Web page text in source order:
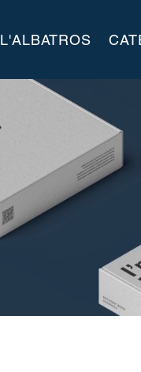
L'ALBATROS